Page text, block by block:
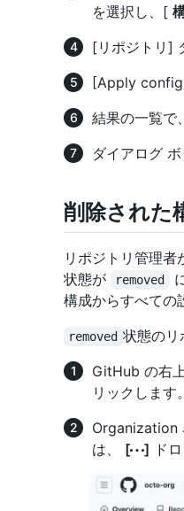
を選択し、[
[リポジトリ]
[Apply
結果の一覧で
ダイアログ
削除された
リポジトリ管理
状態が
removed
構成からすべての
removed 状態のリ
GitHub の右
リックします。
Organization
は、 [ ] ド